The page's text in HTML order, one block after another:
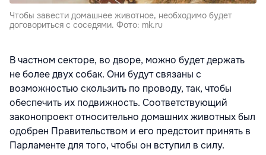
Чтобы завести домашнее животное, необходимо будет
договориться с соседями. Фото: mk.ru
В частном секторе, во дворе, можно будет держать
не более двух собак. Они будут связаны с
возможностью скользить по проводу, так, чтобы
обеспечить их подвижность. Соответствующий
законопроект относительно домашних животных был
одобрен Правительством и его предстоит принять в
Парламенте для того, чтобы он вступил в силу.